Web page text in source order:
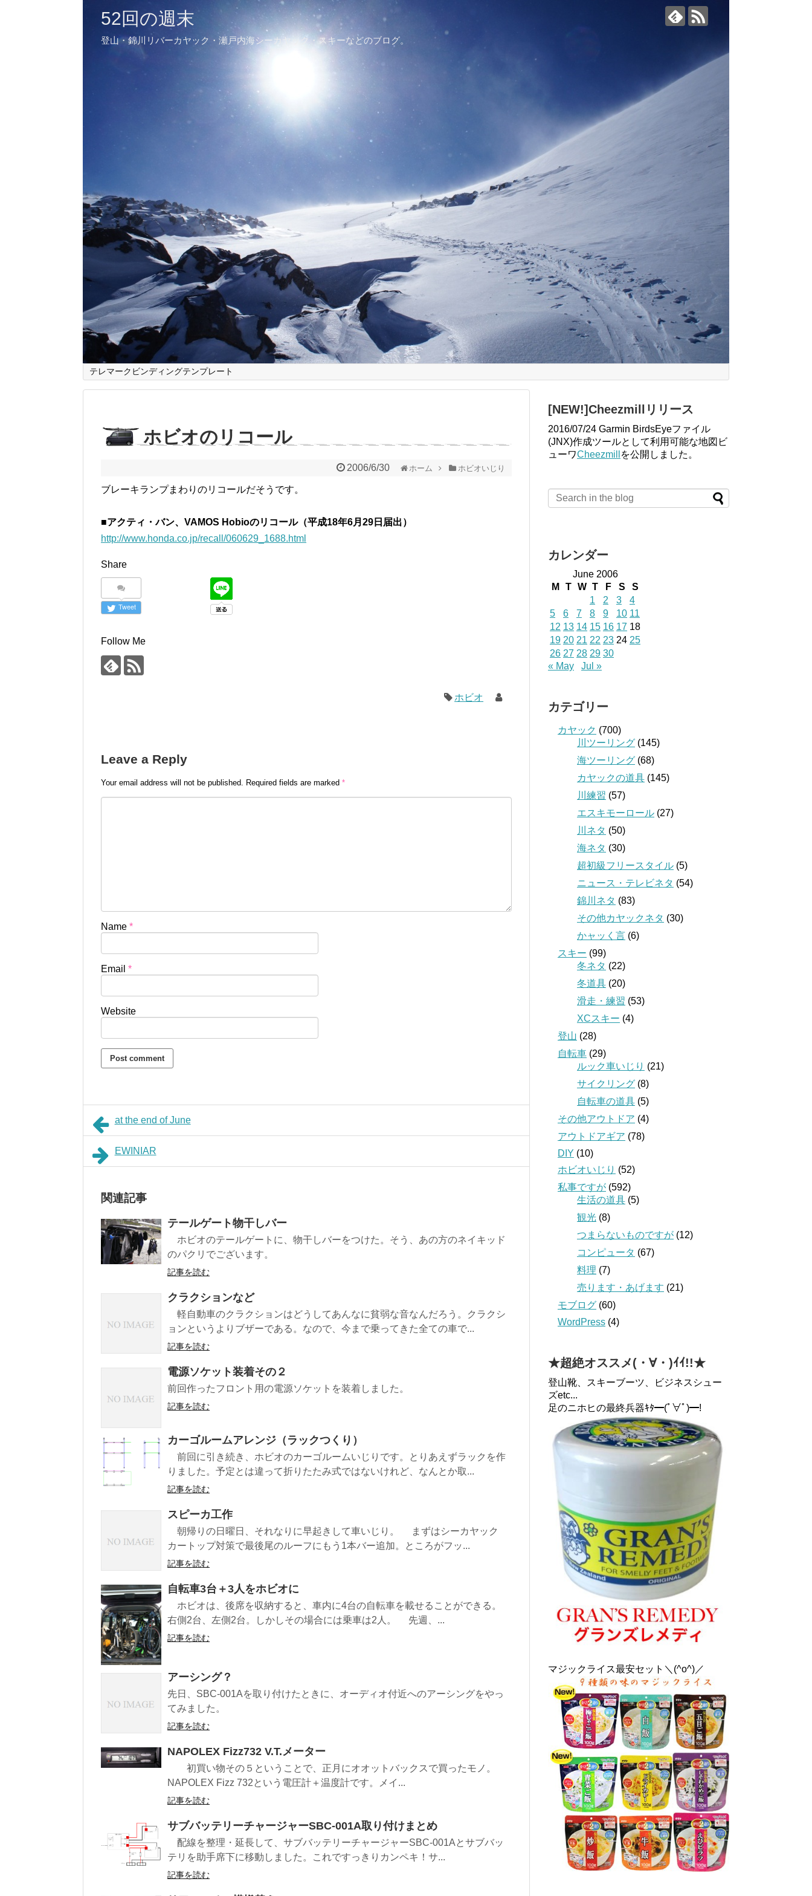
52回の週末
登山・錦川リバーカヤック・瀬戸内海シーカヤック・スキーなどのブログ。
テレマークビンディングテンプレート
ホビオのリコール
2006/6/30 ホーム ホビオいじり
ブレーキランプまわりのリコールだそうです。
■アクティ・バン、VAMOS Hobioのリコール（平成18年6月29日届出）
http://www.honda.co.jp/recall/060629_1688.html
Share
Tweet
Follow Me
ホビオ
Leave a Reply
Your email address will not be published. Required fields are marked *
Name *
Email *
Website
at the end of June
EWINIAR
関連記事
テールゲート物干しバー
ホビオのテールゲートに、物干しバーをつけた。そう、あの方のネイキッド
のパクリでございます。
記事を読む
クラクションなど
軽自動車のクラクションはどうしてあんなに貧弱な音なんだろう。クラクシ
ョンというよりブザーである。なので、今まで乗ってきた全ての車で...
記事を読む
電源ソケット装着その２
前回作ったフロント用の電源ソケットを装着しました。
記事を読む
カーゴルームアレンジ（ラックつくり）
前回に引き続き、ホビオのカーゴルームいじりです。とりあえずラックを作
りました。予定とは違って折りたたみ式ではないけれど、なんとか取...
記事を読む
スピーカ工作
朝帰りの日曜日、それなりに早起きして車いじり。 まずはシーカヤック
カートップ対策で最後尾のルーフにもう1本バー追加。ところがフッ...
記事を読む
自転車3台＋3人をホビオに
ホビオは、後席を収納すると、車内に4台の自転車を載せることができる。
右側2台、左側2台。しかしその場合には乗車は2人。 先週、...
記事を読む
アーシング？
先日、SBC-001Aを取り付けたときに、オーディオ付近へのアーシングをやっ
てみました。
記事を読む
NAPOLEX Fizz732 V.T.メーター
初買い物その５ということで、正月にオオットバックスで買ったモノ。
NAPOLEX Fizz 732という電圧計＋温度計です。メイ...
記事を読む
サブバッテリーチャージャーSBC-001A取り付けまとめ
配線を整理・延長して、サブバッテリーチャージャーSBC-001Aとサブバッ
テリを助手席下に移動しました。これですっきりカンペキ！サ...
記事を読む
[NEW!]Cheezmillリリース
2016/07/24 Garmin BirdsEyeファイル
(JNX)作成ツールとして利用可能な地図ビ
ューワCheezmill を公開しました。
カレンダー
June 2006
M
T W T F S
S
1
2 3
4
5
6 7 8 9 10 11
12 13 14 15 16 17 18
19 20 21 22 23 24 25
26 27 28 29 30
« May
Jul »
カテゴリー
カヤック (700)
川ツーリング (145)
海ツーリング (68)
カヤックの道具 (145)
川練習 (57)
エスキモーロール (27)
川ネタ (50)
海ネタ (30)
超初級フリースタイル (5)
ニュース・テレビネタ (54)
錦川ネタ (83)
その他カヤックネタ (30)
かャッく言 (6)
スキー (99)
冬ネタ (22)
冬道具 (20)
滑走・練習 (53)
XCスキー (4)
登山 (28)
自転車 (29)
ルック車いじり (21)
サイクリング (8)
自転車の道具 (5)
その他アウトドア (4)
アウトドアギア (78)
DIY (10)
ホビオいじり (52)
私事ですが (592)
生活の道具 (5)
観光 (8)
つまらないものですが (12)
コンピュータ (67)
料理 (7)
売ります・あげます (21)
モブログ (60)
WordPress (4)
★超絶オススメ(・∀・)ｲｲ!!★
登山靴、スキーブーツ、ビジネスシュー
ズetc...
足のニホヒの最終兵器ｷﾀ━(ﾟ∀ﾟ)━!
マジックライス最安セット＼(^o^)／